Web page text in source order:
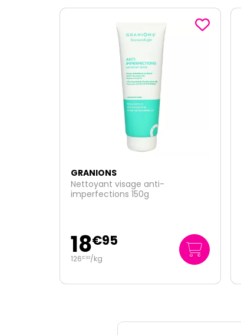
GRANIONS
Collagene Eternity 20 actifs anti-
âge complexe global 343g
52€95
154€37/kg